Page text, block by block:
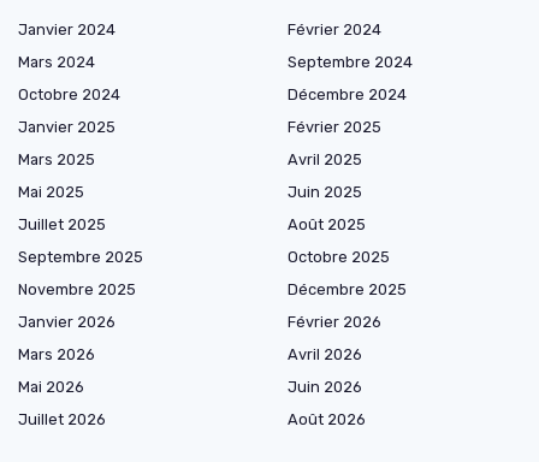
Janvier 2024
Février 2024
Mars 2024
Septembre 2024
Octobre 2024
Décembre 2024
Janvier 2025
Février 2025
Mars 2025
Avril 2025
Mai 2025
Juin 2025
Juillet 2025
Août 2025
Septembre 2025
Octobre 2025
Novembre 2025
Décembre 2025
Janvier 2026
Février 2026
Mars 2026
Avril 2026
Mai 2026
Juin 2026
Juillet 2026
Août 2026